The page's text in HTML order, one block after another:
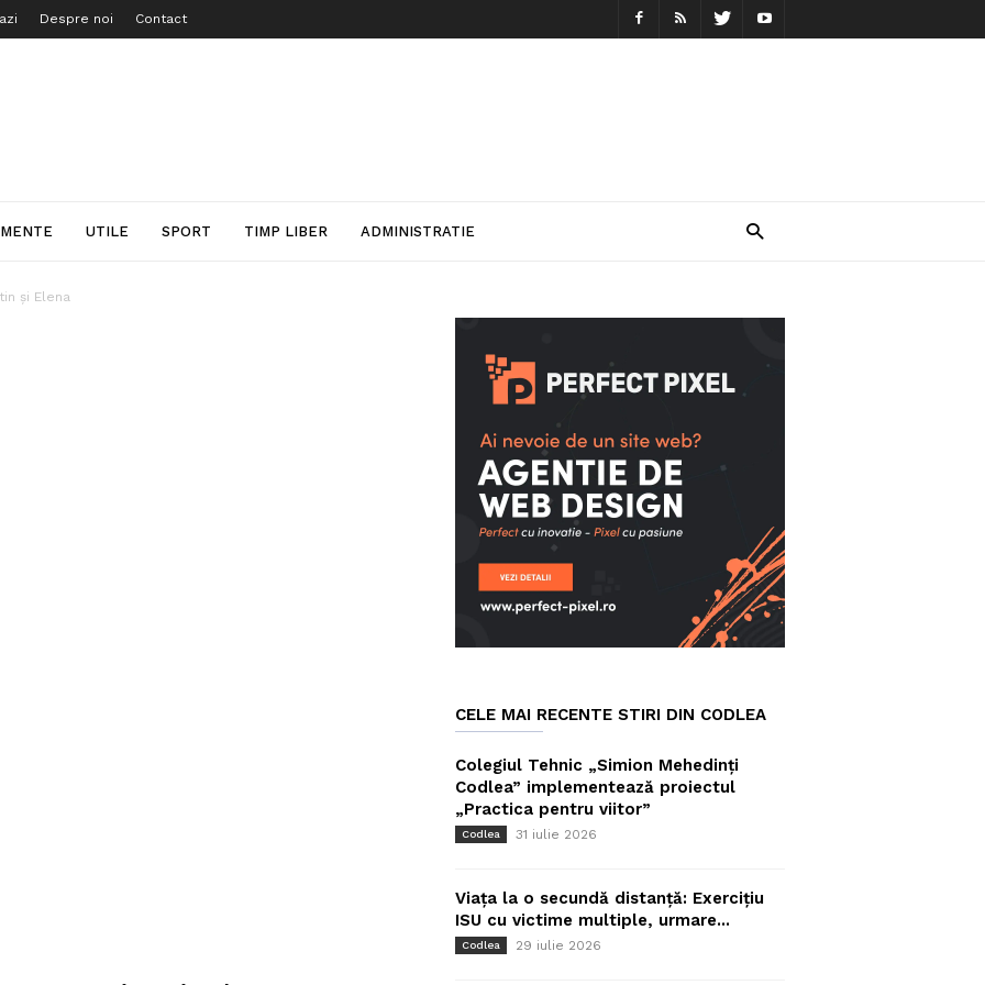
Despre noi Contact
UTILE SPORT TIMP LIBER ADMINISTRATIE
şi Elena
CELE MAI RECENTE STIRI DIN CODLEA
Colegiul Tehnic „Simion Mehedinți
Codlea” implementează proiectul
„Practica pentru viitor”
Codlea 31 iulie 2026
Viața la o secundă distanță: Exercițiu
ISU cu victime multiple, urmare...
Codlea 29 iulie 2026